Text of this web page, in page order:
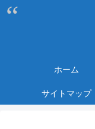
ホーム
サイトマップ